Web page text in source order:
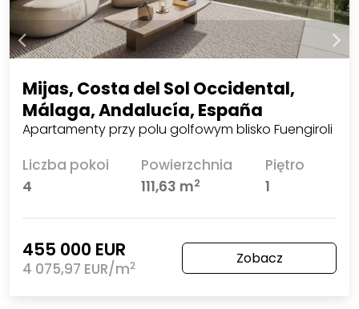
Mijas, Costa del Sol Occidental,
Málaga, Andalucía, España
Apartamenty przy polu golfowym blisko Fuengiroli
Liczba pokoi
4
Powierzchnia
111,63 m2
Piętro
1
455 000 EUR
4 075,97 EUR/m2 Zobacz